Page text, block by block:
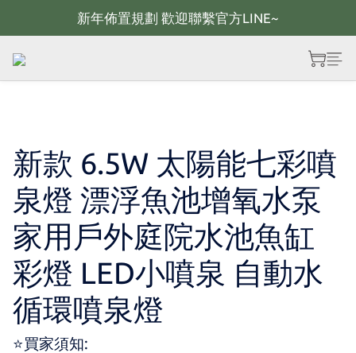
新年佈置規劃 歡迎聯繫官方LINE~
新年佈置規劃 歡迎聯繫官方LINE~
新年燈飾 現貨供應；大量採購 歡迎聯繫官方line
新款 6.5W 太陽能七彩噴
泉燈 漂浮魚池增氧水泵
家用戶外庭院水池魚缸
彩燈 LED小噴泉 自動水
循環噴泉燈
⭐買家須知: